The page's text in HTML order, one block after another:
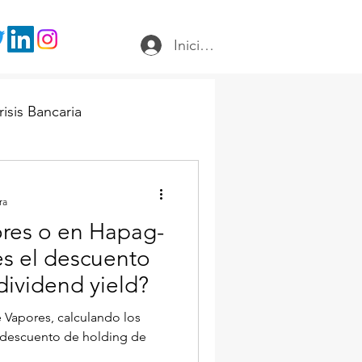
Iniciar sesión
Bancaria
o en Hapag-
el descuento
yield?
calculando los
de holding de